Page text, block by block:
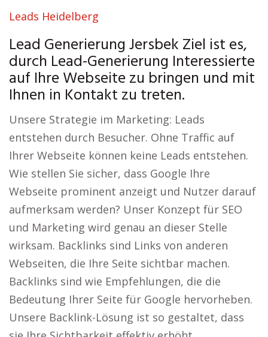
Leads Heidelberg
Lead Generierung Jersbek Ziel ist es,
durch Lead-Generierung Interessierte
auf Ihre Webseite zu bringen und mit
Ihnen in Kontakt zu treten.
Unsere Strategie im Marketing: Leads
entstehen durch Besucher. Ohne Traffic auf
Ihrer Webseite können keine Leads entstehen.
Wie stellen Sie sicher, dass Google Ihre
Webseite prominent anzeigt und Nutzer darauf
aufmerksam werden? Unser Konzept für SEO
und Marketing wird genau an dieser Stelle
wirksam. Backlinks sind Links von anderen
Webseiten, die Ihre Seite sichtbar machen.
Backlinks sind wie Empfehlungen, die die
Bedeutung Ihrer Seite für Google hervorheben.
Unsere Backlink-Lösung ist so gestaltet, dass